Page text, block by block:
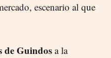
escenario al que
de Guindos a la